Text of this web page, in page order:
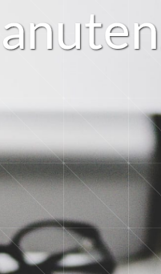
anuten